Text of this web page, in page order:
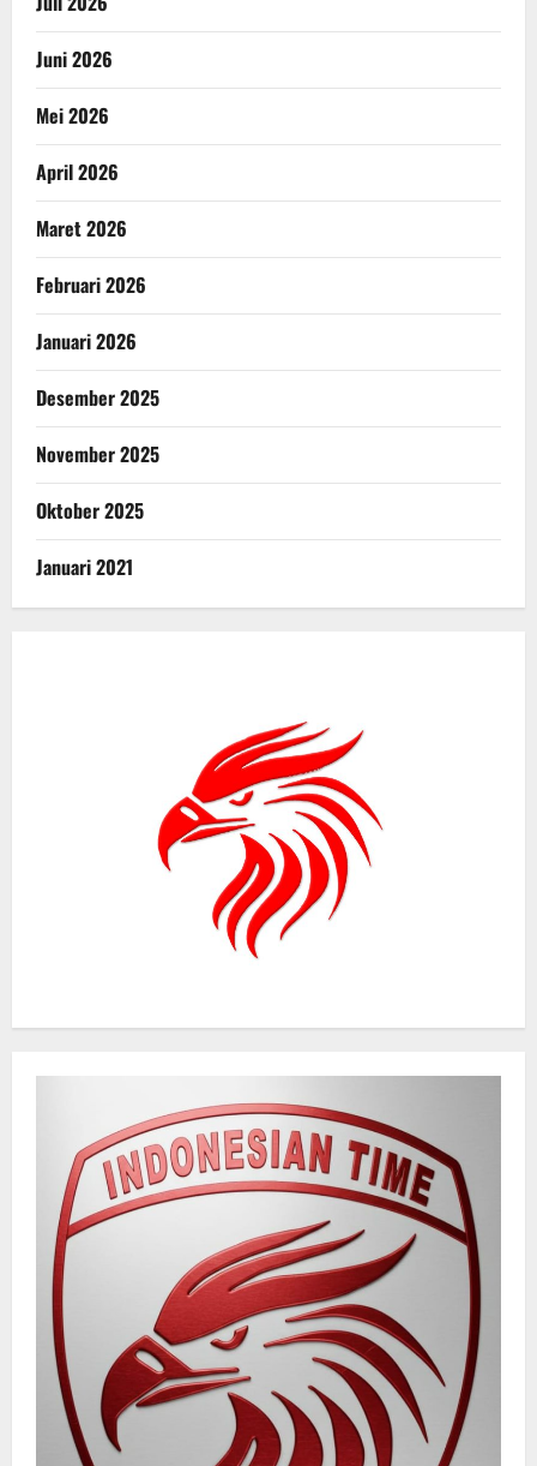
Juni 2026
Mei 2026
April 2026
Maret 2026
Februari 2026
Januari 2026
Desember 2025
November 2025
Oktober 2025
Januari 2021